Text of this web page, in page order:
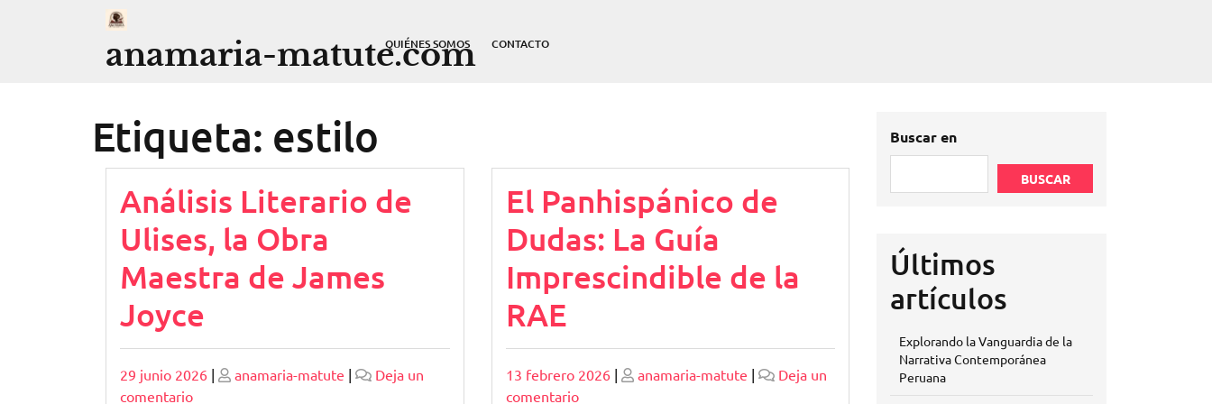
anamaria-matute.com
QUIÉNES SOMOS CONTACTO
Etiqueta: estilo
Análisis Literario de
Ulises, la Obra
Maestra de James
Joyce
Publicado
29 junio 2026 | Publicado
anamaria-matute |
Deja un
comentarioen
El Panhispánico de
Dudas: La Guía
Imprescindible de la
RAE
Publicado
13 febrero 2026| Publicado
anamaria-matute |
Deja un
comentarioen
Buscar en
BUSCAR
Últimos
artículos
Explorando la Vanguardia de la
Narrativa Contemporánea
Peruana